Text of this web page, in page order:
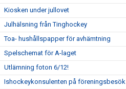
Kiosken under jullovet
Julhälsning från Tinghockey
Toa- hushållspapper för avhämtning
Spelschemat för A-laget
Utlämning foton 6/12!
Ishockeykonsulenten på föreningsbesök